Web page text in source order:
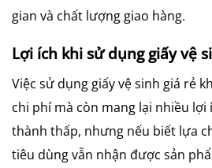
gian và chất lượng giao hàng.
Lợi ích khi sử dụng giấy vệ
Việc sử dụng giấy vệ sinh giá rẻ
chi phí mà còn mang lại nhiều lợi
thành thấp, nhưng nếu biết lựa
tiêu dùng vẫn nhận được sản